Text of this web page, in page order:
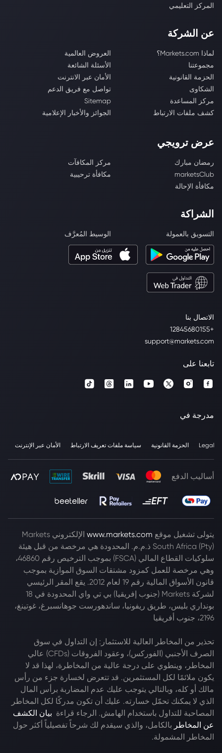
الاتصال بنا
+12845680155
support@markets.com
المركز التعليمي
عن الشركة
لماذا Markets.com؟
العروض العالمية
مجموعتنا
الأسئلة الشائعة
الحزمة القانونية
الأمان عبر الانترنت
الشكاوى
تواصل مع فريق الدعم
مركز المساعدة
Sitemap
كشف ملفات الارتباط
الجوائز والأخبار الإعلامية
عرض ترويجي
رمضان مبارك
مركز المكافآت
marketsClub
مكافأة ترحيبية
مكافأة الإحالة
الشراكة
التسويق بالعمولة الوسيط المُعرَّف
تابعنا على
مدرجة في
Legal الحزمة القانونية سياسة ملفات تعريف الارتباط الأمان عبر الإنترنت
أساليب الدفع
يتولى تشغيل موقع www.markets.com
الإلكتروني Markets
South Africa (Pty) ذ.م.م. المحدودة هي مرخصة من قبل هيئة
سلوكيات القطاع المالي (FSCA) بموجب الترخيص رقم 46860،
وهي مرخصة للعمل كمزود مشتقات السوق الموازية بموجب
قانون الأسواق المالية رقم 19 لعام 2012. يقع المقر الرئيسي
لشركة Markets (جنوب إفريقيا) بي تي واي المحدودة في 18
بونداري بليس، طريق ريفونيا، ساندهورست جوهانسبرغ، غوتينغ،
2196، جنوب أفريقيا
تحذير من المخاطر العالية للاستثمار: إن التداول في سوق
الصرف الأجنبي (الفوركس)، وعقود الفروقات (CFDs) عالي
المخاطر، وينطوي على درجة عالية من المخاطرة، لهذا قد لا
يكون ملائمًا لكل المستثمرين. قد تتعرض لخسارة جزء من رأس
مالك أو كله، وبالتالي يتوجب عليك عدم المضاربة برأس المال
الذي لا يمكنك تحمّل خسارته. عليك أن تكون مدركًا لكل المخاطر
المصاحبة للتداول باستخدام الهامش. الرجاء قراءة بيان الكشف
عن المخاطر بالكامل، والذي سيقدم لك شرحاً تفصيلياً أكثر حول
المخاطر المشمولة.